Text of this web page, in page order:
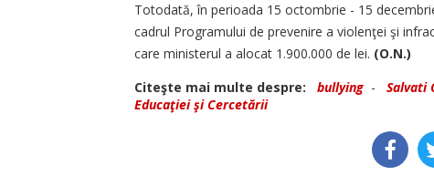
Totodată, în perioada 15 octombrie - 15
cadrul Programului de prevenire a violenţei şi
care ministerul a alocat 1.900.000 de lei. (O.N.)
Citeşte mai multe despre:
bullying - Salvati
Educaţiei şi Cercetării